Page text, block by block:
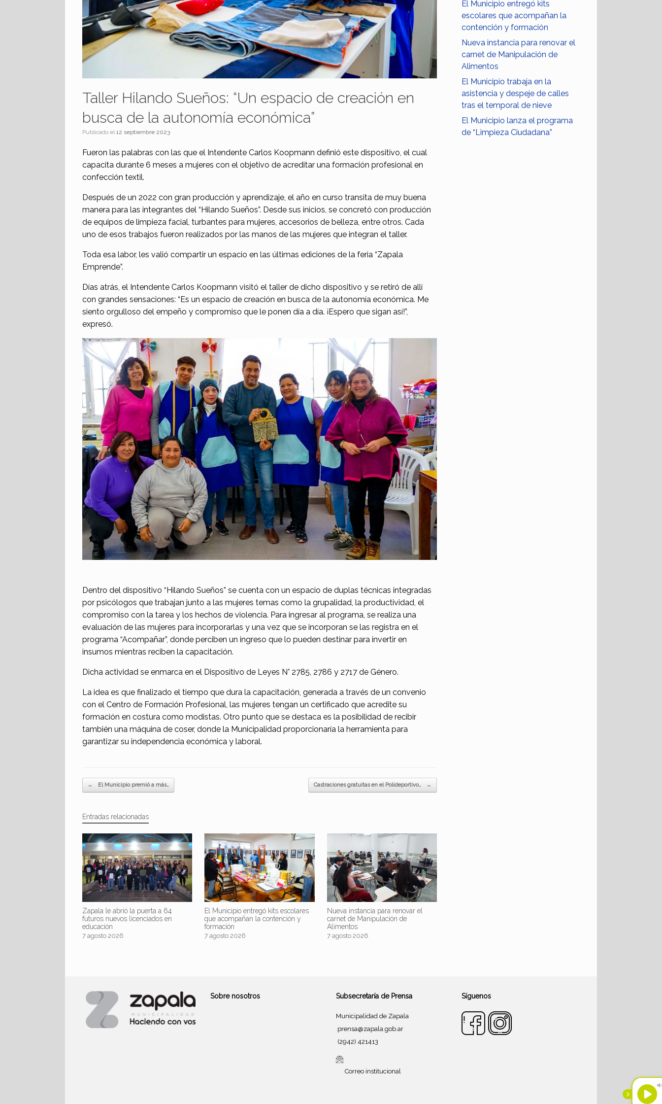
Taller Hilando Sueños: “Un espacio de creación en
busca de la autonomía económica”
Publicado el12 septiembre 2023
Fueron las palabras con las que el Intendente Carlos Koopmann definió este dispositivo, el cual
capacita durante 6 meses a mujeres con el objetivo de acreditar una formación profesional en
confección textil.
Después de un 2022 con gran producción y aprendizaje, el año en curso transita de muy buena
manera para las integrantes del “Hilando Sueños”. Desde sus inicios, se concretó con producción
de equipos de limpieza facial, turbantes para mujeres, accesorios de belleza, entre otros. Cada
uno de esos trabajos fueron realizados por las manos de las mujeres que integran el taller.
Toda esa labor, les valió compartir un espacio en las últimas ediciones de la feria “Zapala
Emprende”.
Días atrás, el Intendente Carlos Koopmann visitó el taller de dicho dispositivo y se retiró de allí
con grandes sensaciones: “Es un espacio de creación en busca de la autonomía económica. Me
siento orgulloso del empeño y compromiso que le ponen día a día. ¡Espero que sigan así!”,
expresó.
Dentro del dispositivo “Hilando Sueños” se cuenta con un espacio de duplas técnicas integradas
por psicólogos que trabajan junto a las mujeres temas como la grupalidad, la productividad, el
compromiso con la tarea y los hechos de violencia. Para ingresar al programa, se realiza una
evaluación de las mujeres para incorporarlas y una vez que se incorporan se las registra en el
programa “Acompañar”, donde perciben un ingreso que lo pueden destinar para invertir en
insumos mientras reciben la capacitación.
Dicha actividad se enmarca en el Dispositivo de Leyes N° 2785, 2786 y 2717 de Género.
La idea es que finalizado el tiempo que dura la capacitación, generada a través de un convenio
con el Centro de Formación Profesional, las mujeres tengan un certificado que acredite su
formación en costura como modistas. Otro punto que se destaca es la posibilidad de recibir
también una máquina de coser, donde la Municipalidad proporcionaría la herramienta para
garantizar su independencia económica y laboral.
Navegador de artículos
← El Municipio premió a más… Castraciones gratuitas en el Polideportivo… →
Entradas relacionadas
Zapala le abrió la puerta a 64
futuros nuevos licenciados en
educación
7 agosto 2026
El Municipio entregó kits escolares
que acompañan la contención y
formación
7 agosto 2026
Nueva instancia para renovar el
carnet de Manipulación de
Alimentos
7 agosto 2026
El Municipio entregó kits
escolares que acompañan la
contención y formación
Nueva instancia para renovar el
carnet de Manipulación de
Alimentos
El Municipio trabaja en la
asistencia y despeje de calles
tras el temporal de nieve
El Municipio lanza el programa
de “Limpieza Ciudadana”
Sobre nosotros Subsecretaría de Prensa
Municipalidad de Zapala
prensa@zapala.gob.ar
(2942) 421413
Correo institucional
Síguenos